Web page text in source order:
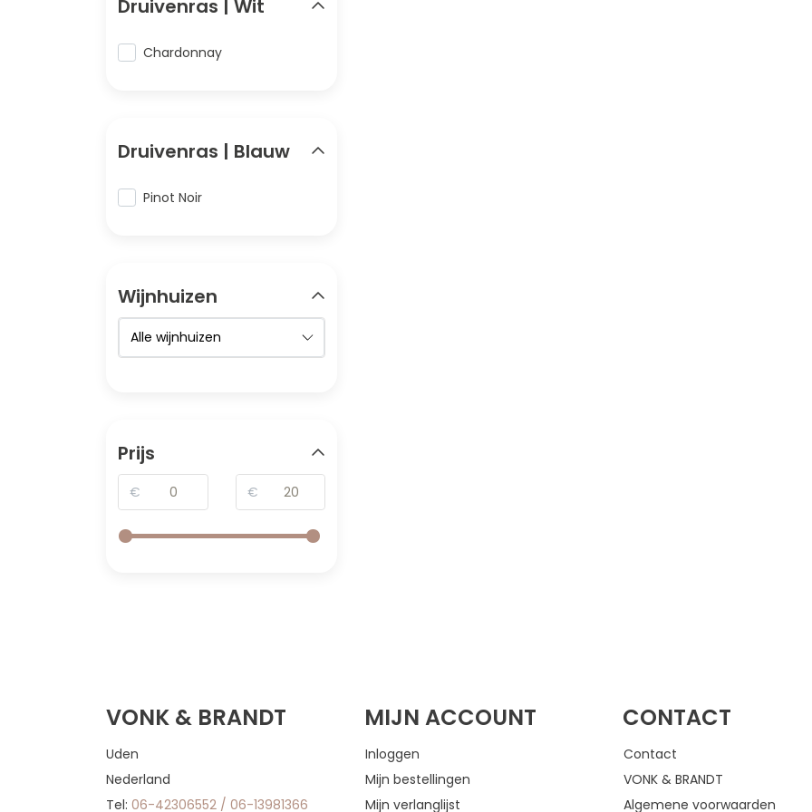
Druivenras | Wit
Chardonnay
Druivenras | Blauw
Pinot Noir
Wijnhuizen
Prijs
€ €
VONK & BRANDT
Uden
Nederland
Tel: 06-42306552 / 06-13981366
MIJN ACCOUNT
Inloggen
Mijn bestellingen
Mijn verlanglijst
CONTACT
Contact
VONK & BRANDT
Algemene voorwaarden